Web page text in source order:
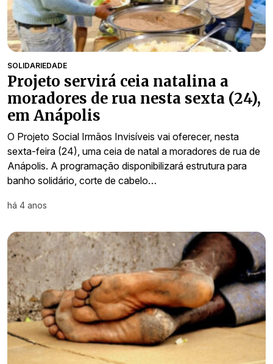
SOLIDARIEDADE
Projeto servirá ceia natalina a
moradores de rua nesta sexta (24),
em Anápolis
O Projeto Social Irmãos Invisíveis vai oferecer, nesta
sexta-feira (24), uma ceia de natal a moradores de rua de
Anápolis. A programação disponibilizará estrutura para
banho solidário, corte de cabelo…
há 4 anos